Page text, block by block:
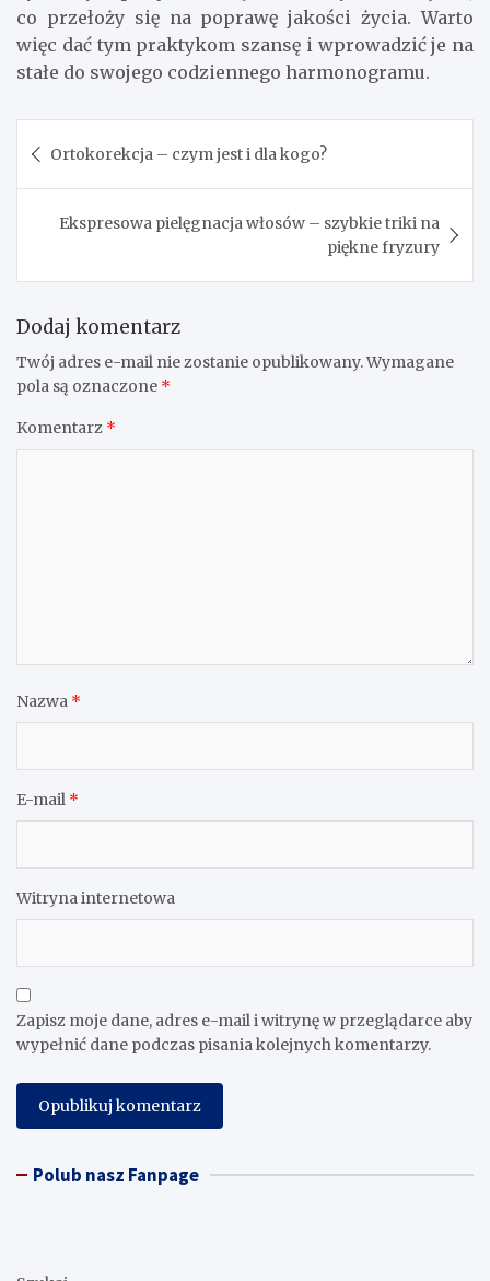
co przełoży się na poprawę jakości życia. Warto
więc dać tym praktykom szansę i wprowadzić je na
stałe do swojego codziennego harmonogramu.
wpisu
Ortokorekcja – czym jest i dla kogo?
Ekspresowa pielęgnacja włosów – szybkie triki na
piękne fryzury
Dodaj komentarz
Twój adres e-mail nie zostanie opublikowany.Wymagane
pola są oznaczone *
Komentarz *
Nazwa *
E-mail *
Witryna internetowa
Zapisz moje dane, adres e-mail i witrynę w przeglądarce aby
wypełnić dane podczas pisania kolejnych komentarzy.
Polub nasz Fanpage